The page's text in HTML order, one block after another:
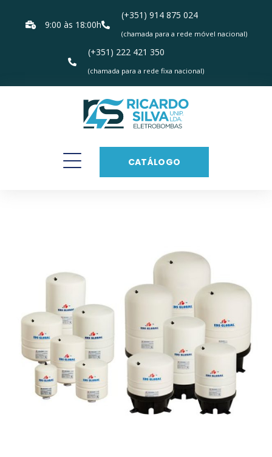
9:00 às 18:00h
(+351) 914 875 024
(chamada para a rede móvel nacional)
(+351) 222 421 350
(chamada para a rede fixa nacional)
CATÁLOGO